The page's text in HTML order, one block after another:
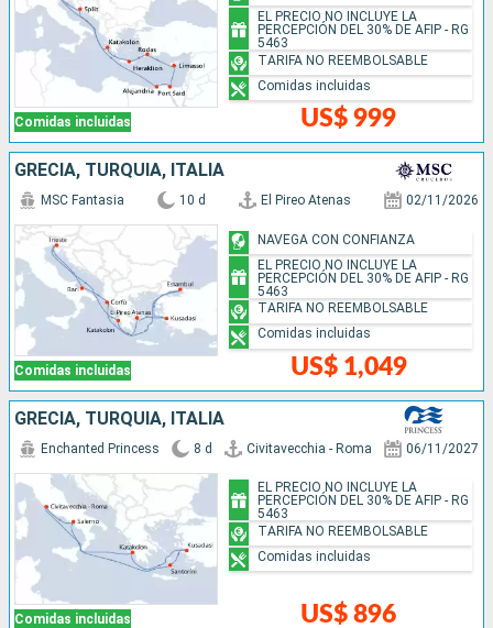
Comidas incluidas US$ 999
EL PRECIO NO INCLUYE LA
PERCEPCIÓN DEL 30% DE AFIP - RG
5463
TARIFA NO REEMBOLSABLE
Comidas incluidas
GRECIA, TURQUÍA, ITALIA
Comidas incluidas
MSC Fantasia 10 d El Pireo Atenas 02/11/2026
US$ 1,049
NAVEGA CON CONFIANZA
EL PRECIO NO INCLUYE LA
PERCEPCIÓN DEL 30% DE AFIP - RG
5463
TARIFA NO REEMBOLSABLE
Comidas incluidas
GRECIA, TURQUÍA, ITALIA
Comidas incluidas
Enchanted Princess 8 d Civitavecchia - Roma 06/11/2027
US$ 896
EL PRECIO NO INCLUYE LA
PERCEPCIÓN DEL 30% DE AFIP - RG
5463
TARIFA NO REEMBOLSABLE
Comidas incluidas